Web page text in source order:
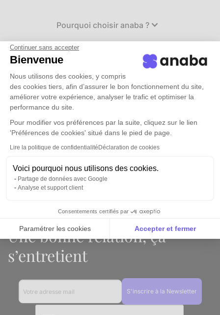
Continuer sans accepter
Bienvenue
Nous utilisons des cookies, y compris
des cookies tiers, afin d’assurer le bon fonctionnement du site,
améliorer votre expérience, analyser le trafic et optimiser la
performance du site.
Pour modifier vos préférences par la suite, cliquez sur le lien
'Préférences de cookies' situé dans le pied de page.
Lire la politique de confidentialité Déclaration de cookies
Voici pourquoi nous utilisons des cookies.
Partage de données avec Google
Analyse et support client
Consentements certifiés par
Paramétrer les cookies Accepter et fermer
Axeptio consent
Plateforme de Gestion du Consentement :
Notre plateforme vous permet d'adapter et de gérer
Pourquoi choisir anaba ?
Tarifs
Ressources
Demander une démo
Connexion
Une bonne relation, ça
s’entretient